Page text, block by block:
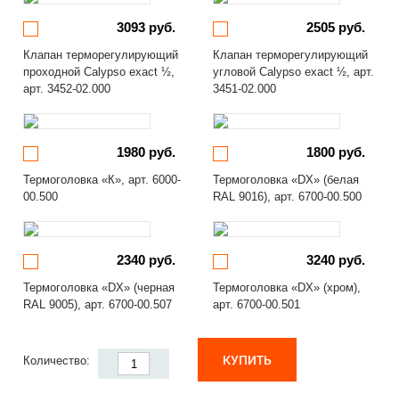
3093 руб.
Клапан терморегулирующий
проходной Calypso exact ½,
арт. 3452-02.000
2505 руб.
Клапан терморегулирующий
угловой Calypso exact ½, арт.
3451-02.000
1980 руб.
Термоголовка «К», арт. 6000-
00.500
1800 руб.
Термоголовка «DX» (белая
RAL 9016), арт. 6700-00.500
2340 руб.
Термоголовка «DX» (черная
RAL 9005), арт. 6700-00.507
3240 руб.
Термоголовка «DX» (хром),
арт. 6700-00.501
Количество: КУПИТЬ